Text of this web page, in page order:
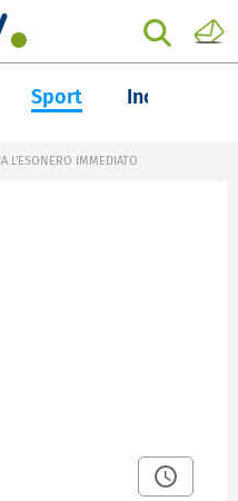
Sport Inchieste
L'ESONERO IMMEDIATO